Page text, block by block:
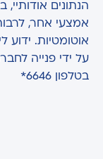
הנתונים אודותיי,
אמצעי אחר,
אוטומטיות. ידוע
על ידי פנייה
בטלפון 6646*